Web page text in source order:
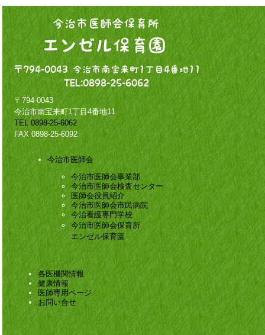
〒794-0043
今治市南宝来町1丁目4番地11
TEL 0898-25-6062
FAX 0898-25-6092
今治市医師会
今治市医師会事業部
今治市医師会検査センター
医師会役員紹介
今治市医師会市民病院
今治看護専門学校
今治市医師会保育所
エンゼル保育園
各医機関情報
健康情報
医師専用ページ
お問い合せ